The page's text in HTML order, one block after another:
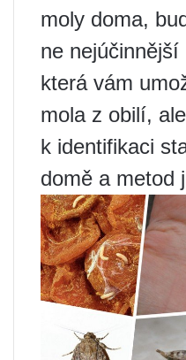
moly doma,
ne nejúčinnější
která vám
mola z obilí,
k identifikaci
domě a metod